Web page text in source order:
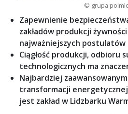
© grupa
Zapewnienie
zakładów produkcji
najważniejszych postulatów
Ciągłość produkcji, odbioru
technologicznych ma
Najbardziej
transformacji
jest zakład w Lidzbarku